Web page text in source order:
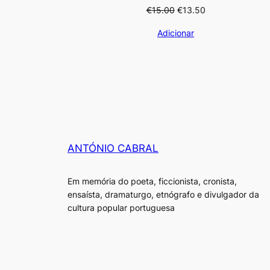
€15.00 O
original
€13.50O
Adicionar
ANTÓNIO CABRAL
Em memória do poeta, ficcionista, cronista,
ensaísta, dramaturgo, etnógrafo e divulgador da
cultura popular portuguesa